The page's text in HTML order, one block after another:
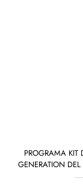
PROGRAMA
GENERATION